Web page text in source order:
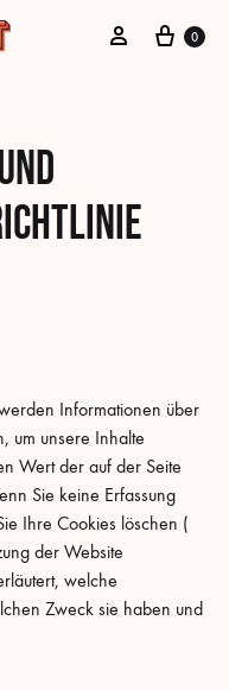
Mein Konto
Cart
0
Informationen über
um unsere Inhalte
Wert der auf der Seite
Sie keine Erfassung
Ihre Cookies löschen (
der Website
welche
Zweck sie haben und